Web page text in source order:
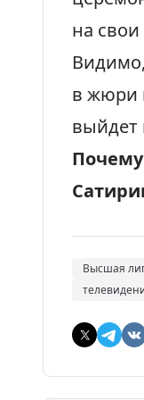
на
в жюри
выйдет
Высшая